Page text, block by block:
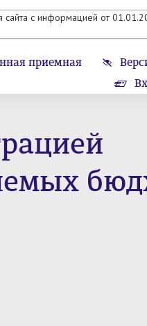
сайта с информацией от
приемная